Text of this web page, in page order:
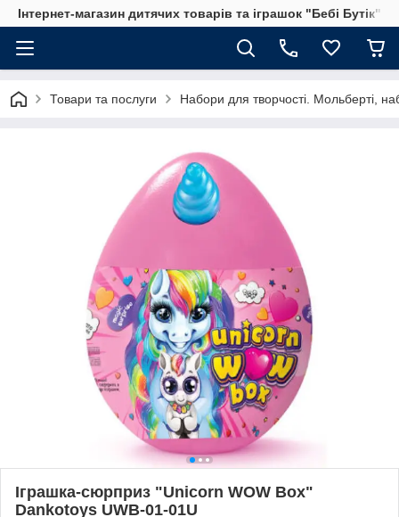
Інтернет-магазин дитячих товарів та іграшок "Бебі Бутік"
Товари та послуги Набори для творчості. Мольберті,
Іграшка-сюрприз "Unicorn WOW Box"
Dankotoys UWB-01-01U